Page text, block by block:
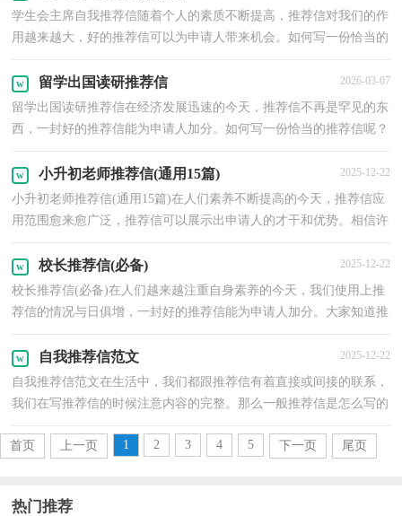
学生会主席自我推荐信随着个人的素质不断提高，推荐信对我们的作
用越来越大，好的推荐信可以为申请人带来机会。如何写一份恰当的
留学出国读研推荐信 2026-03-07
留学出国读研推荐信在经济发展迅速的今天，推荐信不再是罕见的东
西，一封好的推荐信能为申请人加分。如何写一份恰当的推荐信呢？
小升初老师推荐信(通用15篇) 2025-12-22
小升初老师推荐信(通用15篇)在人们素养不断提高的今天，推荐信应
用范围愈来愈广泛，推荐信可以展示出申请人的才干和优势。相信许
校长推荐信(必备) 2025-12-22
校长推荐信(必备)在人们越来越注重自身素养的今天，我们使用上推
荐信的情况与日俱增，一封好的推荐信能为申请人加分。大家知道推
自我推荐信范文 2025-12-22
自我推荐信范文在生活中，我们都跟推荐信有着直接或间接的联系，
我们在写推荐信的时候注意内容的完整。那么一般推荐信是怎么写的
首页
上一页 1 2 3 4 5 下一页 尾页
热门推荐